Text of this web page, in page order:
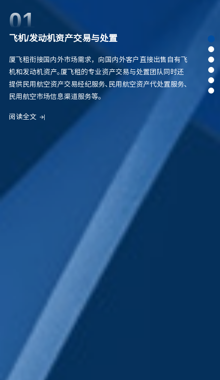
01
飞机/发动机资产交易与处置
厦飞租衔接国内外市场需求，向国内外客户直接出售自有飞
机和发动机资产｡厦飞租的专业资产交易与处置团队同时还
提供民用航空资产交易经纪服务､民用航空资产代处置服务､
民用航空市场信息渠道服务等｡
阅读全文